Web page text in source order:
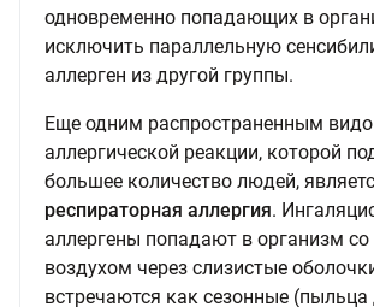
одновременно попадающих в
исключить параллельную
аллерген из другой группы.
Еще одним распространенным
аллергической реакции, которой
большее количество людей,
респираторная аллергия.
аллергены попадают в организм
воздухом через слизистые
встречаются как сезонные (пыльца